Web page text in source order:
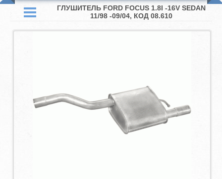
ГЛУШИТЕЛЬ FORD FOCUS 1.8I -16V SEDAN
11/98 -09/04, КОД 08.610